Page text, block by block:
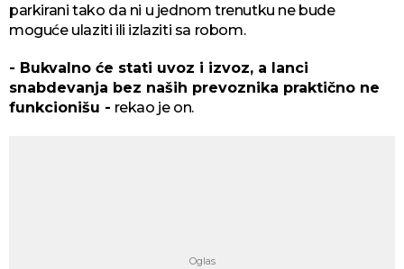
parkirani tako da ni u jednom trenutku ne bude
moguće ulaziti ili izlaziti sa robom.
- Bukvalno će stati uvoz i izvoz, a lanci
snabdevanja bez naših prevoznika praktično ne
funkcionišu - rekao je on.